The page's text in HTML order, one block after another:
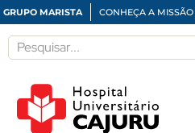
GRUPO MARISTA CONHEÇA A